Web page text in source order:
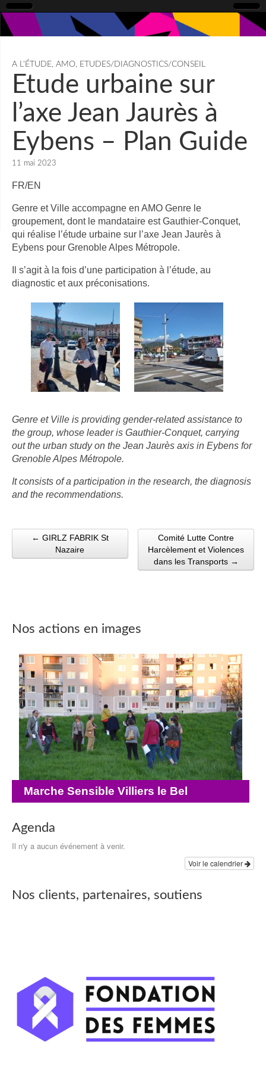
A L'ÉTUDE, AMO, ETUDES/DIAGNOSTICS/CONSEIL
Etude urbaine sur
l’axe Jean Jaurès à
Eybens – Plan Guide
11 mai 2023
FR/EN
Genre et Ville accompagne en AMO Genre le
groupement, dont le mandataire est Gauthier-Conquet,
qui réalise l’étude urbaine sur l’axe Jean Jaurès à
Eybens pour Grenoble Alpes Métropole.
Il s’agit à la fois d’une participation à l’étude, au
diagnostic et aux préconisations.
Genre et Ville is providing gender-related assistance to
the group, whose leader is Gauthier-Conquet, carrying
out the urban study on the Jean Jaurès axis in Eybens for
Grenoble Alpes Métropole.
It consists of a participation in the research, the diagnosis
and the recommendations.
Post navigation
← GIRLZ FABRIK St
Nazaire
Comité Lutte Contre
Harcèlement et Violences
dans les Transports →
Nos actions en images
Marche Sensible Villiers le Bel
Agenda
Il n'y a aucun événement à venir.
Voir le calendrier
Nos clients, partenaires, soutiens